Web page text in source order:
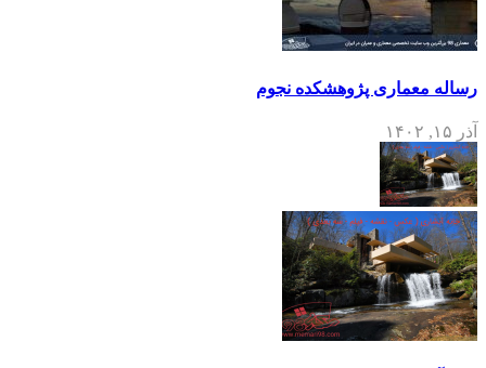
رساله معماری پژوهشکده نجوم
آذر ۱۵, ۱۴۰۲